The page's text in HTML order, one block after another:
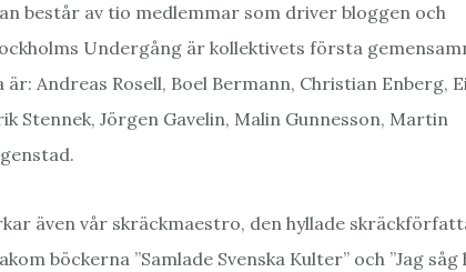
består av tio medlemmar som driver bloggen och
Undergång är kollektivets första
Andreas Rosell, Boel Bermann, Christian Enberg,
Stennek, Jörgen Gavelin, Malin Gunnesson, Martin
även vår skräckmaestro, den hyllade
böckerna ”Samlade Svenska Kulter” och ”Jag såg